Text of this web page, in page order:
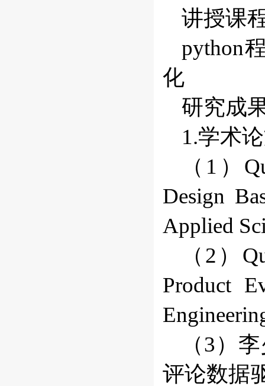
讲授课
python
化
研究成
1.学术
（1）
Design
Applied
（2）
Product
（3）
评论数据